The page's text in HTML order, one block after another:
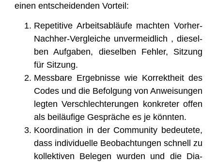
einen ent­schei­den­den Vorteil:
Repe­ti­ti­ve Arbeits­ab­läu­fe mach­ten Vor­her-
Nach­her-Ver­glei­che unver­meid­lich , die­sel­
ben Auf­ga­ben, die­sel­ben Feh­ler, Sit­zung
für Sitzung.
Mess­ba­re Ergeb­nis­se wie Kor­rekt­heit des
Codes und die Befol­gung von Anwei­sun­gen
leg­ten Ver­schlech­te­run­gen kon­kre­ter offen
als bei­läu­fi­ge Gesprä­che es je könnten.
Koor­di­na­ti­on in der Com­mu­ni­ty bedeu­te­te,
dass indi­vi­du­el­le Beob­ach­tun­gen schnell zu
kol­lek­ti­ven Bele­gen wur­den und die Dia­